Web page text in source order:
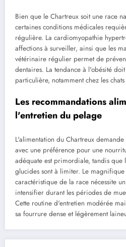
Bien que le Chartreux soit une race
certaines conditions médicales
régulière. La cardiomyopathie
affections à surveiller, ainsi que les
vétérinaire régulier permet de
dentaires. La tendance à l'obésité
particulière, notamment chez les
Les recommandations
l'entretien du pelage
L'alimentation du Chartreux
avec une préférence pour une
adéquate est primordiale, tandis que
glucides sont à limiter. Le
caractéristique de la race nécessite
intensifier durant les périodes de
Cette routine d'entretien modérée
sa fourrure dense et légèrement